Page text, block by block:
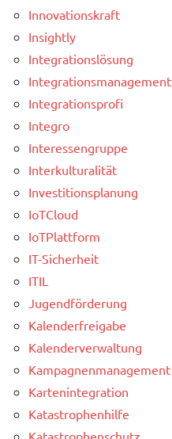
Innovationskraft
Insightly
Integrationslösung
Integrationsmanagement
Integrationsprofi
Integro
Interessengruppe
Interkulturalität
Investitionsplanung
IoTCloud
IoTPlattform
IT-Sicherheit
ITIL
Jugendförderung
Kalenderfreigabe
Kalenderverwaltung
Kampagnenmanagement
Kartenintegration
Katastrophenhilfe
Katastrophenschutz